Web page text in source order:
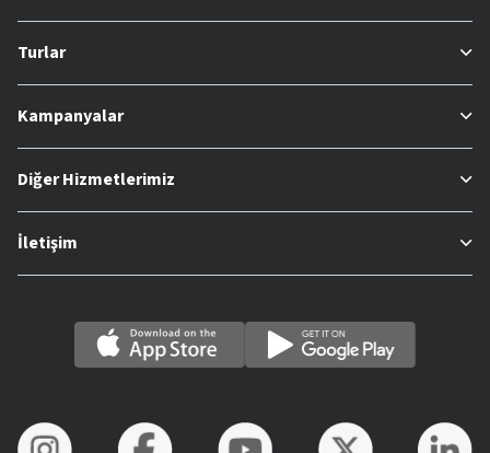
Turlar
Kampanyalar
Diğer Hizmetlerimiz
İletişim